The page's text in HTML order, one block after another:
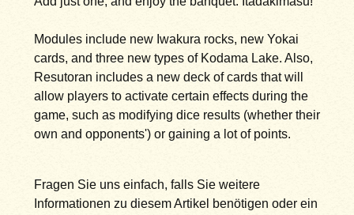
Modules include new Iwakura rocks, new Yokai
cards, and three new types of Kodama Lake. Also,
Resutoran includes a new deck of cards that will
allow players to activate certain effects during the
game, such as modifying dice results (whether their
own and opponents') or gaining a lot of points.
Fragen Sie uns einfach, falls Sie weitere
Informationen zu diesem Artikel benötigen oder ein